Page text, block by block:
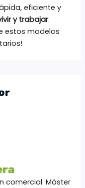
eficiente y
y trabajar.
estos modelos
comercial. Máster